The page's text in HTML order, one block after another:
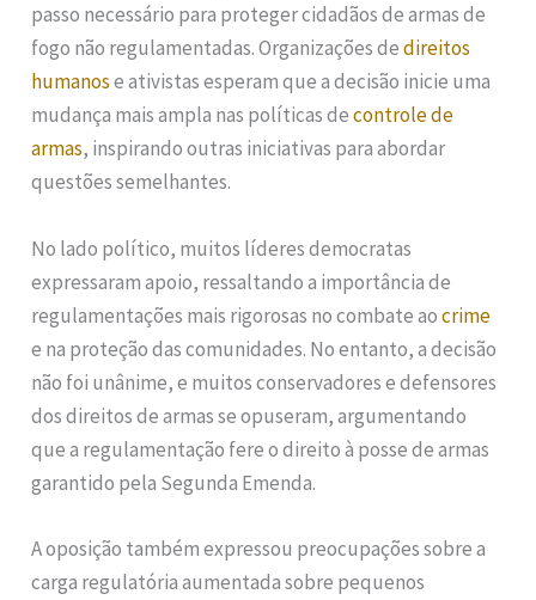
passo necessário para proteger cidadãos de armas de
fogo não regulamentadas. Organizações dedireitos
humanose ativistas esperam que a decisão inicie uma
mudança mais ampla nas políticas decontrole de
armas, inspirando outras iniciativas para abordar
questões semelhantes.
No lado político, muitos líderes democratas
expressaram apoio, ressaltando a importância de
regulamentações mais rigorosas no combate aocrime
e na proteção das comunidades. No entanto, a decisão
não foi unânime, e muitos conservadores e defensores
dos direitos de armas se opuseram, argumentando
que a regulamentação fere o direito à posse de armas
garantido pela Segunda Emenda.
A oposição também expressou preocupações sobre a
carga regulatória aumentada sobre pequenos